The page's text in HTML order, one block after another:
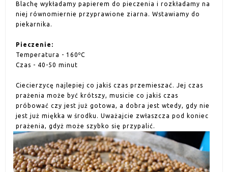
Blachę wykładamy papierem do pieczenia i rozkładamy na
niej równomiernie przyprawione ziarna. Wstawiamy do
piekarnika.
Pieczenie:
Temperatura - 160ºC
Czas - 40-50 minut
Ciecierzycę najlepiej co jakiś czas przemieszać. Jej czas
prażenia może być krótszy, musicie co jakiś czas
próbować czy jest już gotowa, a dobra jest wtedy, gdy nie
jest już miękka w środku. Uważajcie zwłaszcza pod koniec
prażenia, gdyż może szybko się przypalić.